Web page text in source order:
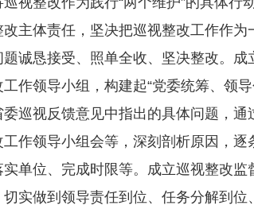
主体责任，坚决把巡视整改工作作
诚恳接受、照单全收、坚决整改。
作领导小组，构建起“党委统筹、领
巡视反馈意见中指出的具体问题，
作领导小组会等，深刻剖析原因，
单位、完成时限等。成立巡视整改
实做到领导责任到位、任务分解到